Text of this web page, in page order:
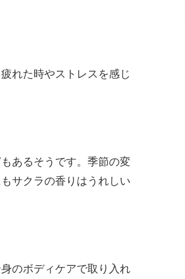
れた時やストレスを感じ
あるそうです。季節の変
サクラの香りはうれしい
のボディケアで取り入れ